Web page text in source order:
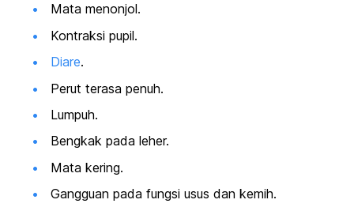
Mata menonjol.
Kontraksi pupil.
Diare.
Perut terasa penuh.
Lumpuh.
Bengkak pada leher.
Mata kering.
Gangguan pada fungsi usus dan kemih.